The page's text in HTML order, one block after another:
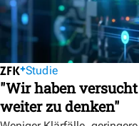
Studie
"Wir haben
weiter zu denken"